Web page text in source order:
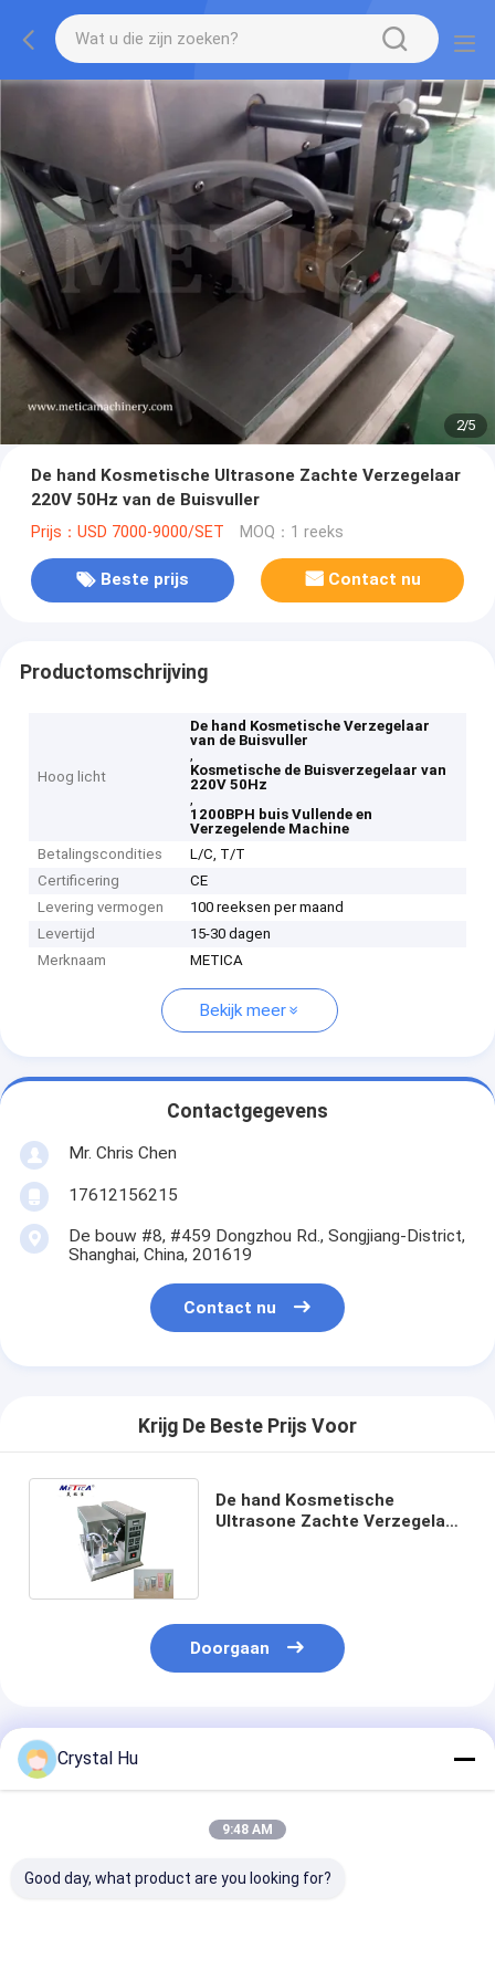
2/5
De hand Kosmetische Ultrasone Zachte Verzegelaar
220V 50Hz van de Buisvuller
Prijs：USD 7000-9000/SET MOQ：1 reeks
Beste prijs Contact nu
Productomschrijving
Hoog licht
De hand Kosmetische Verzegelaar
van de Buisvuller
,
Kosmetische de Buisverzegelaar van
220V 50Hz
,
1200BPH buis Vullende en
Verzegelende Machine
Betalingscondities
L/C, T/T
Certificering
CE
Levering vermogen
100 reeksen per maand
Levertijd
15-30 dagen
Merknaam
METICA
Bekijk meer
Contactgegevens
Mr. Chris Chen
17612156215
De bouw #8, #459 Dongzhou Rd., Songjiang-District,
Shanghai, China, 201619
Contact nu
Krijg De Beste Prijs Voor
De hand Kosmetische
Ultrasone Zachte Verzegelaar
Doorgaan
Geadviseerde Producten
Crystal Hu
9:48 AM
Good day, what product are you looking for?